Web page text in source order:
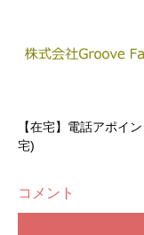
【在宅】電話アポイ
宅)
コメント